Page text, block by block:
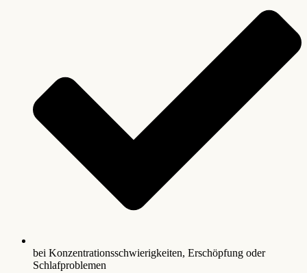
bei Konzentrationsschwierigkeiten, Erschöpfung oder
Schlafproblemen